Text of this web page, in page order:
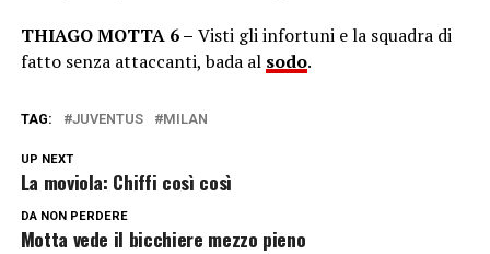
THIAGO MOTTA 6 – Visti gli infortuni e la squadra di
fatto senza attaccanti, bada al sodo.
TAG: JUVENTUS MILAN
UP NEXT
La moviola: Chiffi così così
DA NON PERDERE
Motta vede il bicchiere mezzo pieno